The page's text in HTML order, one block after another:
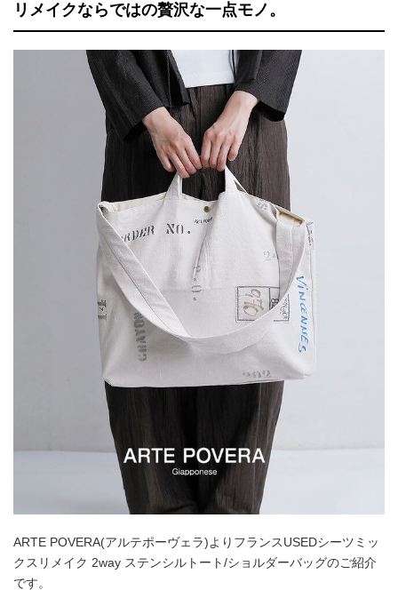
リメイクならではの贅沢な一点モノ。
ARTE POVERA(アルテポーヴェラ)よりフランスUSEDシーツミッ
クスリメイク 2way ステンシルトート/ショルダーバッグのご紹介
です。